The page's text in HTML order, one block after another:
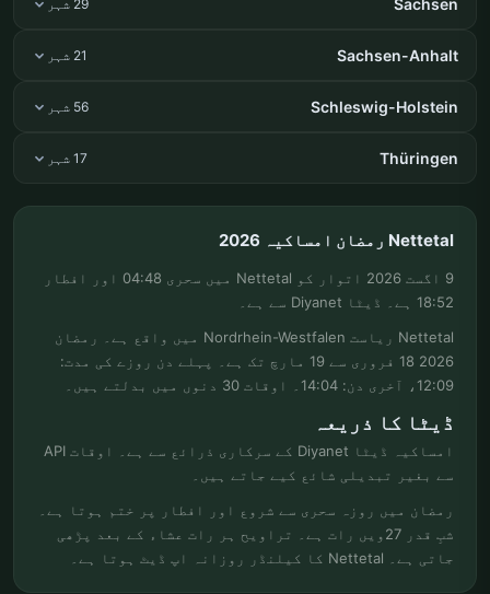
Sachsen 29 شہر
Sachsen-Anhalt 21 شہر
Schleswig-Holstein 56 شہر
Thüringen 17 شہر
Nettetal رمضان امساکیہ 2026
9 اگست 2026 اتوار کو Nettetal میں سحری 04:48 اور افطار
18:52 ہے۔ ڈیٹا Diyanet سے ہے۔
Nettetal ریاست Nordrhein-Westfalen میں واقع ہے۔ رمضان
2026 18 فروری سے 19 مارچ تک ہے۔ پہلے دن روزے کی مدت:
12:09، آخری دن: 14:04۔ اوقات 30 دنوں میں بدلتے ہیں۔
ڈیٹا کا ذریعہ
امساکیہ ڈیٹا Diyanet کے سرکاری ذرائع سے ہے۔ اوقات API
سے بغیر تبدیلی شائع کیے جاتے ہیں۔
رمضان میں روزہ سحری سے شروع اور افطار پر ختم ہوتا ہے۔
شبِ قدر 27ویں رات ہے۔ تراویح ہر رات عشاء کے بعد پڑھی
جاتی ہے۔ Nettetal کا کیلنڈر روزانہ اپ ڈیٹ ہوتا ہے۔